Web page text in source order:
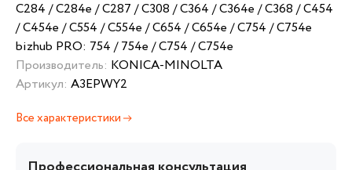
C284 / C284e / C287 / C308 / C364 / C364e / C368 / C454
/ C454e / C554 / C554e / C654 / C654e / C754 / C754e
bizhub PRO: 754 / 754e / C754 / C754e
Производитель: KONICA-MINOLTA
Артикул: A3EPWY2
Все характеристики